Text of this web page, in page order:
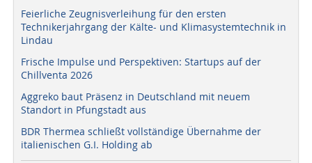
Feierliche Zeugnisverleihung für den ersten
Technikerjahrgang der Kälte- und Klimasystemtechnik in
Lindau
Frische Impulse und Perspektiven: Startups auf der
Chillventa 2026
Aggreko baut Präsenz in Deutschland mit neuem
Standort in Pfungstadt aus
BDR Thermea schließt vollständige Übernahme der
italienischen G.I. Holding ab